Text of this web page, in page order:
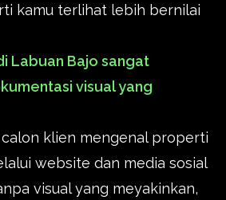
kamu terlihat lebih bernilai
Labuan Bajo sangat
visual yang
klien mengenal properti
website dan media sosial
visual yang meyakinkan,